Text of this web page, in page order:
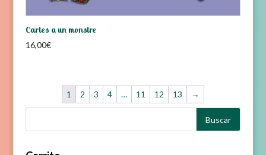
Cartes a un monstre
16,00€
1 2 3 4 … 11 12 13 →